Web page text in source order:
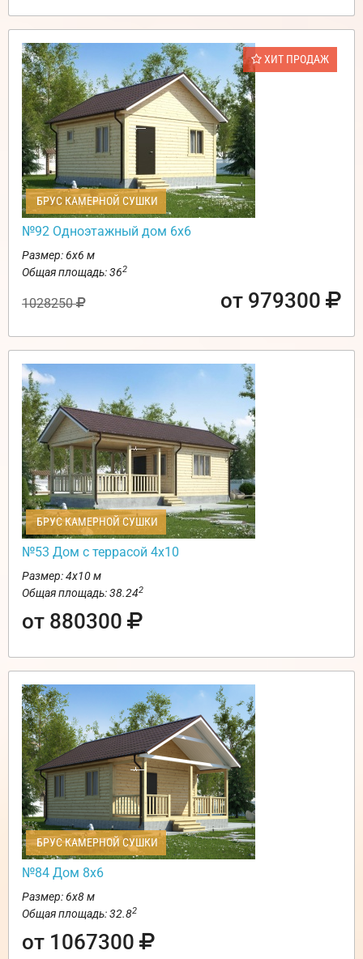
ХИТ ПРОДАЖ
БРУС КАМЕРНОЙ СУШКИ
№92 Одноэтажный дом 6х6
Размер: 6х6 м
Общая площадь: 362
1028250 от 979300
БРУС КАМЕРНОЙ СУШКИ
№53 Дом с террасой 4х10
Размер: 4х10 м
Общая площадь: 38.242
от 880300
БРУС КАМЕРНОЙ СУШКИ
№84 Дом 8х6
Размер: 6х8 м
Общая площадь: 32.82
от 1067300